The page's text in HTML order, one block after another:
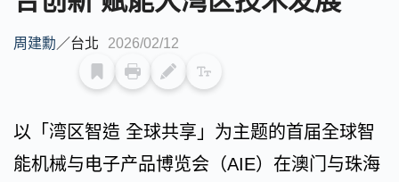
周建勳／台北 2026/02/12
以「湾区智造 全球共享」为主题的首届全球智
能机械与电子产品博览会（AIE）在澳门与珠海